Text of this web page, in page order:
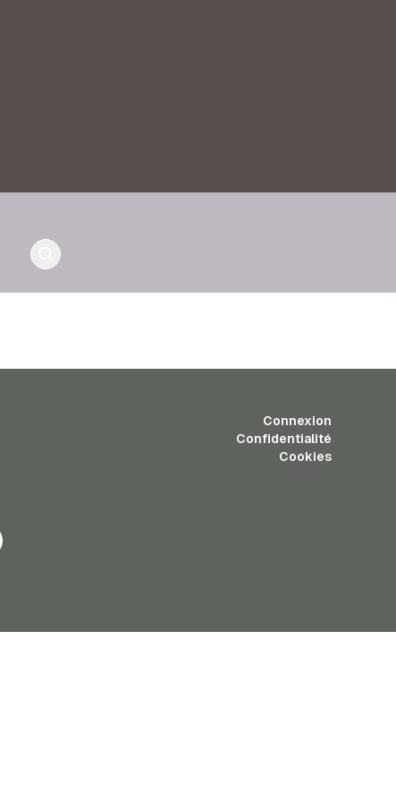
Connexion
Confidentialité
Cookies